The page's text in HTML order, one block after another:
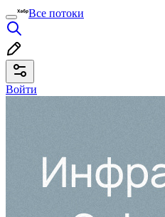
Все потоки
Войти